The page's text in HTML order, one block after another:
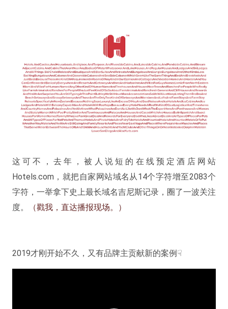
这可不，去年，被人说短的在线预定酒店网站
Hotels.com，就把自家网站域名从14个字符增至2083个
字符，一举拿下史上最长域名吉尼斯记录，圈了一波关注
度。
（戳我，直达播报现场。）
2019才刚开始不久，又有品牌主贡献新的案例☟